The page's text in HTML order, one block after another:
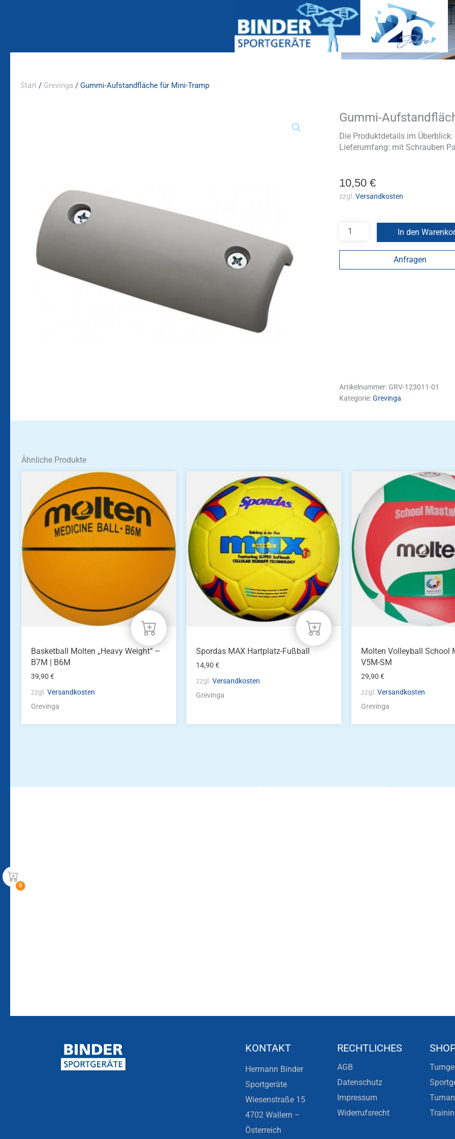
Start / Grevinga / Gummi-Aufstandfläche für Mini-Tramp
Gummi-
Die Produktdetails im
Lieferumfang: mit Schrauben
10,50 €
zzgl. Versandkosten
Gummi-
für
Mini-
In den
Anfragen
Artikelnummer: GRV-123011-01
Kategorie:Grevinga
Ähnliche Produkte
Produkt
weist
mehrere
Varianten
Optionen
auf
der
Produktseite
gewählt
Basketball Molten „Heavy Weight“ –
B7M | B6M
39,90€
zzgl.Versandkosten
Grevinga
Spordas MAX Hartplatz-Fußball
14,90€
zzgl.Versandkosten
Grevinga
Molten Volleyball School
V5M-SM
29,90€
zzgl.Versandkosten
Grevinga
KONTAKT
Hermann Binder
Sportgeräte
Wiesenstraße 15
4702 Wallern –
Österreich
RECHTLICHES
AGB
Datenschutz
Impressum
Widerrufsrecht